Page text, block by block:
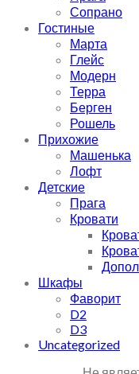
Сопрано
Гостиные
Марта
Глейс
Модерн
Терра
Берген
Рошель
Прихожие
Машенька
Лофт
Детские
Прага
Кровати
Шкафы
Фаворит
D2
D3
Uncategorized